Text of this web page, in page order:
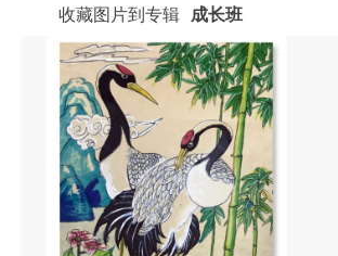
收藏图片到专辑 成长班